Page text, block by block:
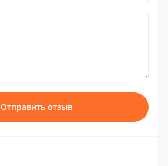
Отправить отзыв